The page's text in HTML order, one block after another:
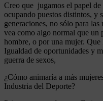
Creo que jugamos el papel
ocupando puestos distintos, y
generaciones, no sólo para
vea como algo normal que un
hombre, o por una mujer. Que
Igualdad de oportunidades y
guerra de sexos,
¿Cómo animaría a más
Industria del Deporte?